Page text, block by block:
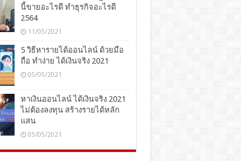
นี้ขายอะไรดี ทำธุรกิจอะไรดี
2564
11/05/2021
5 วิธีหารายได้ออนไลน์ ด้วยมือ
ถือ ทำง่าย ได้เงินจริง 2021
05/05/2021
หาเงินออนไลน์ ได้เงินจริง 2021
ไม่ต้องลงทุน สร้างรายได้หลัก
แสน
05/05/2021